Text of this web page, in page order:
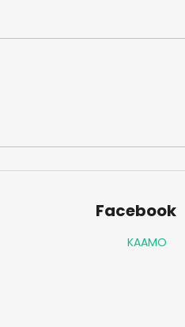
Facebook
KAAMO